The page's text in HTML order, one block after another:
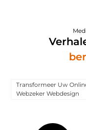
Transformeer Uw
Webzeker Webdesign